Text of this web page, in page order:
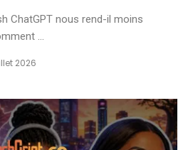
ChatGPT nous rend-il moins
...
2026